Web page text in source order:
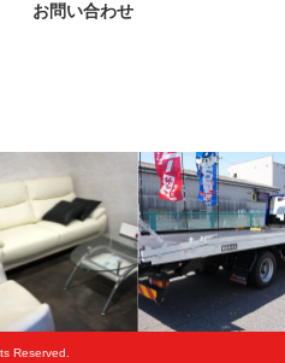
お問い合わせ
Reserved.